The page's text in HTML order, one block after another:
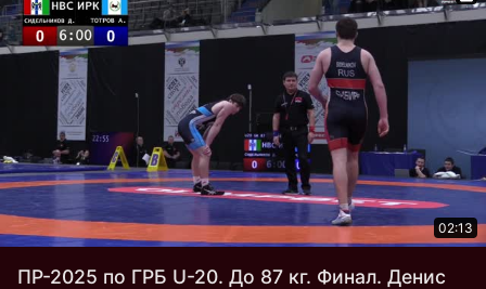
02:13
ПР-2025 по ГРБ U-20. До 87 кг. Финал. Денис